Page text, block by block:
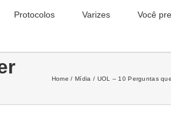
Protocolos Varizes Você
Home Mídia UOL – 10 Perguntas